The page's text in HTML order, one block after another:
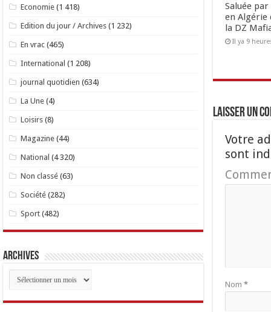
Saluée
en Algérie
la DZ
Il ya 9
Laisser un
Votre
sont
Nom *
Economie (1 418)
Edition du jour / Archives (1 232)
En vrac (465)
International (1 208)
journal quotidien (634)
La Une (4)
Loisirs (8)
Magazine (44)
National (4 320)
Non classé (63)
Société (282)
Sport (482)
Archives
Archives